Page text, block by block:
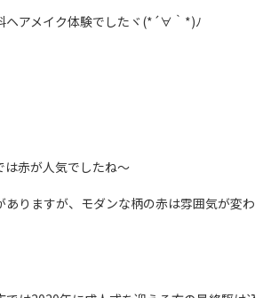
アメイク体験でした ヾ(*´∀｀*)ﾉ
赤が人気でしたね～
ありますが、モダンな柄の赤は雰囲気が変わ